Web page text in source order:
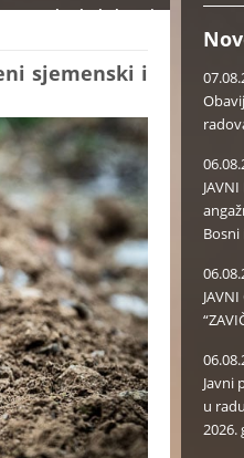
povrtlarske kulture i
sjemenski i
Bosni
Javni
u
2026.